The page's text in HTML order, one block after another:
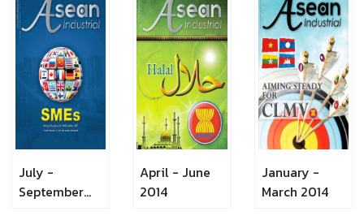
July -
September
April - June
2014
January -
March 2014